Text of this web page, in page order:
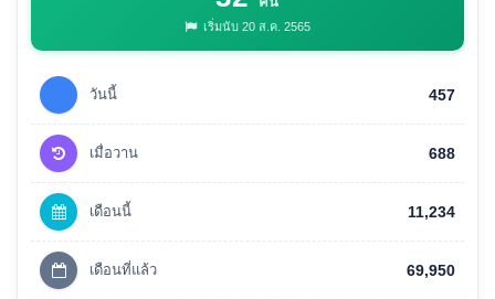
เริ่มนับ 20 ส.ค. 2565
วันนี้ 457
เมื่อวาน 688
เดือนนี้ 11,234
เดือนที่แล้ว 69,950